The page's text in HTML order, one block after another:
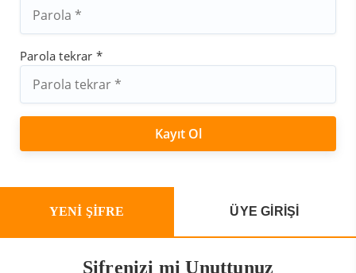
Parola tekrar *
YENİ ŞİFRE ÜYE GİRİŞİ
Şifrenizi mi Unuttunuz